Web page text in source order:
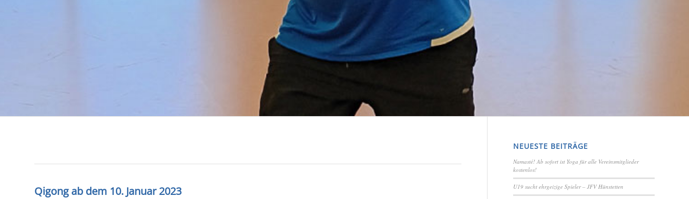
Qigong ab dem 10. Januar 2023
NEUESTE BEITRÄGE
Namasté! Ab sofort ist Yoga für alle Vereinsmitglieder
kostenlos!
U19 sucht ehrgeizige Spieler – JFV Hünstetten